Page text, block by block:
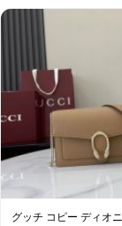
グッチ コピー ディオ